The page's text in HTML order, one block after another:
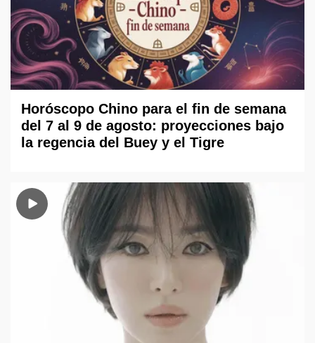
Horóscopo Chino para el fin de semana
del 7 al 9 de agosto: proyecciones bajo
la regencia del Buey y el Tigre